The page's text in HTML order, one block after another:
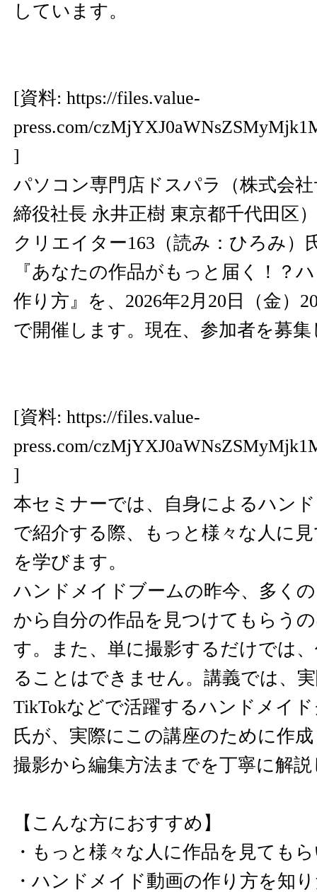
しています。
[資料: https://files.value-
press.com/
]
パソコン専門店ドスパラ（株式会
締役社長 永井正樹 東京都千代田区
クリエイター163（読み：ひろみ）
『あなたの作品がもっと届く！？
作り方』を、2026年2月20日（金）
で開催します。現在、参加者を募
[資料: https://files.value-
press.com/
]
本セミナーでは、自身によるハン
で紹介する際、もっと様々な人に
を学びます。
ハンドメイドブームの昨今、多く
から自分の作品を見つけてもらう
す。また、単に撮影するだけでは
ることはできません。講義では、実
TikTokなどで活躍するハンドメイ
氏が、実際にこの講座のために作
撮影から編集方法までを丁寧に解
【こんな方におすすめ】
・もっと様々な人に作品を見ても
・ハンドメイド動画の作り方を知